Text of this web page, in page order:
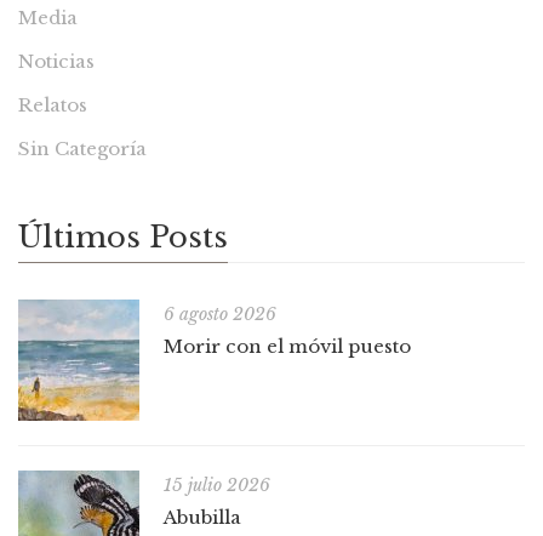
Media
Noticias
Relatos
Sin Categoría
Últimos Posts
6 agosto 2026
Morir con el móvil puesto
15 julio 2026
Abubilla